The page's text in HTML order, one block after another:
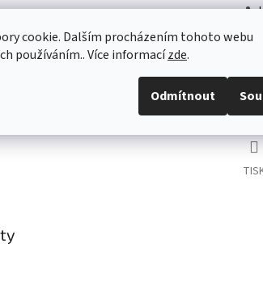
cookie. Dalším procházením tohoto webu
používáním.. Více informacízde.
Odmítnout